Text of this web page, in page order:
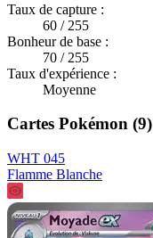
Taux de capture :
60 / 255
Bonheur de base :
70 / 255
Taux d'expérience :
Moyenne
Cartes Pokémon (9)
WHT 045
Flamme Blanche